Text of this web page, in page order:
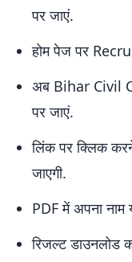
पर जाएं.
होम पेज पर
अब Bihar Civil
पर जाएं.
लिंक पर क्लिक
जाएगी.
PDF में अपना नाम
रिजल्ट डाउनलोड